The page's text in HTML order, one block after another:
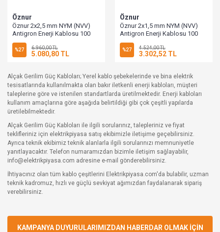
Öznur
Öznur 2x2,5 mm NYM (NVV)
Antigron Enerji Kablosu 100
Metre
%27 6.960,00 TL
5.080,80 TL
Öznur
Öznur 2x1,5 mm NYM (NVV)
Antigron Enerji Kablosu 100
Metre
%27 4.524,00 TL
3.302,52 TL
Alçak Gerilim Güç Kabloları; Yerel kablo şebekelerinde ve bina elektrik
tesisatlarında kullanılmakta olan bakır iletkenli enerji kabloları, müşteri
taleplerine göre ve istenilen standartlarda üretilmektedir. Enerji kabloları
kullanım amaçlarına göre aşağıda belirtildiği gibi çok çeşitli yapılarda
üretilebilmektedir.
Alçak Gerilim Güç Kabloları ile ilgili sorularınız, talepleriniz ve fiyat
teklifleriniz için elektrikpiyasa satış ekibimizle iletişime geçebilirsiniz.
Ayrıca teknik ekibimiz teknik alanlarla ilgili sorularınızı memnuniyetle
yanıtlayacaktır. Telefon numaramızdan bizimle iletişim sağlayabilir,
info@elektrikpiyasa.com adresine e-mail gönderebilirsiniz.
İhtiyacınız olan tüm kablo çeşitlerini Elektrikpiyasa.com'da bulabilir, uzman
teknik kadromuz, hızlı ve güçlü sevkiyat ağımızdan faydalanarak sipariş
verebilirsiniz.
KAMPANYA DUYURULARIMIZDAN HABERDAR OLMAK İÇİN